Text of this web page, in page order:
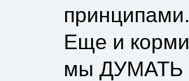
Еще и
мы ДУМАТЬ